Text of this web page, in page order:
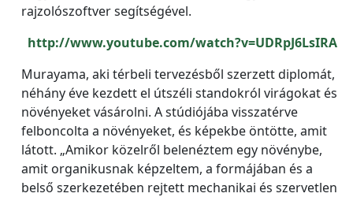
rajzolószoftver segítségével.
http://www.youtube.com/watch?v=UDRpJ6LsIRA
Murayama, aki térbeli tervezésből szerzett diplomát,
néhány éve kezdett el útszéli standokról virágokat és
növényeket vásárolni. A stúdiójába visszatérve
felboncolta a növényeket, és képekbe öntötte, amit
látott. „Amikor közelről belenéztem egy növénybe,
amit organikusnak képzeltem, a formájában és a
belső szerkezetében rejtett mechanikai és szervetlen